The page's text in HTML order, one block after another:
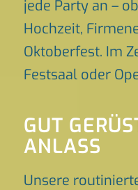
jede Party an –
Hochzeit,
Oktoberfest. Im
Festsaal oder
GUT
ANLASS
Unsere